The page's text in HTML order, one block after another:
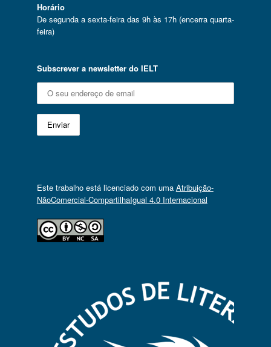
Horário
De segunda a sexta-feira das 9h às 17h (encerra quarta-
feira)
Subscrever a newsletter do IELT
Este trabalho está licenciado com uma Atribuição-
NãoComercial-CompartilhaIgual 4.0 Internacional